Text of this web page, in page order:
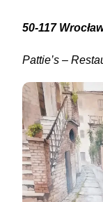
50-117
Pattie’s –